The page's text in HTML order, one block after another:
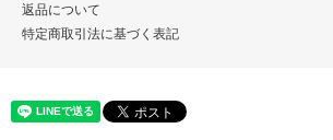
返品について
特定商取引法に基づく表記